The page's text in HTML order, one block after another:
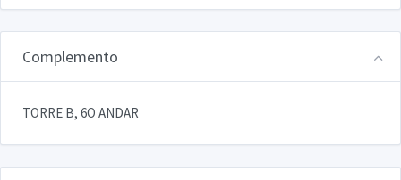
Complemento
TORRE B, 6O ANDAR